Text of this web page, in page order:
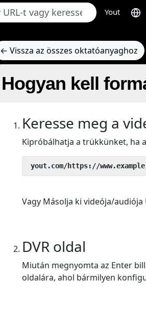
Yout
← Vissza az összes oktatóanyaghoz
Hogyan kell
Keresse meg a
Kipróbálhatja a trükkünket, ha
yout.com/https://
Vagy Másolja ki videója/audiója
DVR oldal
Miután megnyomta az Enter
oldalára, ahol bármilyen